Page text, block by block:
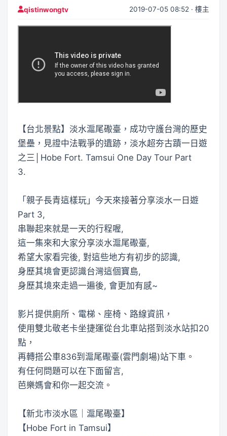
qistinwongtv 2019-07-05 08:52 · 樓主
【台北景點】淡水滬尾礮臺，成功守護台灣的歷史
堡壘，見證中法戰爭的遺跡，淡水超夯古蹟一日遊
之三│Hobe Fort. Tamsui One Day Tour Part
3.
「親子長青這樣玩」今天來接著分享淡水一日遊
Part 3,
串聯起來就是一天的行程喔,
這一集來和大家分享淡水滬尾礮臺,
希望大家看完後, 對這些地方有初步的認識,
身歷其境會更認識台灣這個寶島,
身歷其境來走過一遍後, 會更加有感~
影片提供廁所、電梯、座椅、路線資訊，
使用雙北敬老卡坐捷運從台北車站搭到淡水站扣20
點，
再轉搭公車836到滬尾礮臺(雲門劇場)站下車。
有任何問題可以在下面留言,
芭樂媽會和你一起交流。
【新北市淡水區｜滬尾礮臺】
【Hobe Fort in Tamsui】